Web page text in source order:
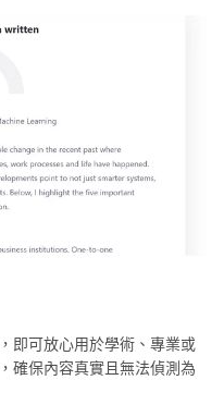
即可放心用於學術、專業或
確保內容真實且無法偵測為